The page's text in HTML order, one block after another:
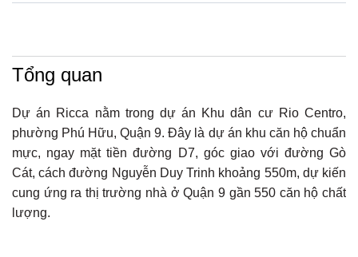
Tổng quan
Dự án Ricca nằm trong dự án Khu dân cư Rio Centro,
phường Phú Hữu, Quận 9. Đây là dự án khu căn hộ chuẩn
mực, ngay mặt tiền đường D7, góc giao với đường Gò
Cát, cách đường Nguyễn Duy Trinh khoảng 550m, dự kiến
cung ứng ra thị trường nhà ở Quận 9 gần 550 căn hộ chất
lượng.